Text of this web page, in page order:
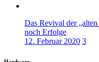
Das Revival der
noch Erfolge
12. Februar 2020 3